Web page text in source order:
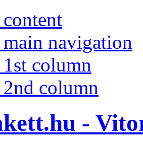
navigation
column
column
-